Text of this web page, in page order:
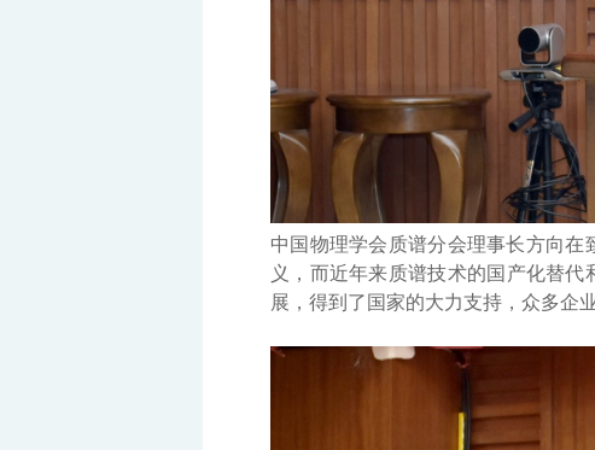
中国物理学会质谱分会理事长方向
义，而近年来质谱技术的国产化替
展，得到了国家的大力支持，众多企